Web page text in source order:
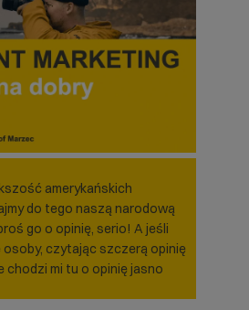
amerykańskich
do tego naszą narodową
go o opinię, serio! A jeśli
czytając szczerą opinię
chodzi mi tu o opinię jasno